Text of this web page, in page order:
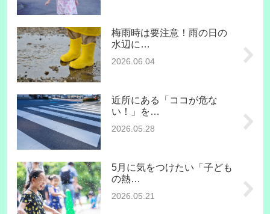
梅雨時は要注意！雨の日の
水辺に…
2026.06.04
近所にある「ココが危な
い！」を…
2026.05.28
5月に気をつけたい「子ども
の熱…
2026.05.21